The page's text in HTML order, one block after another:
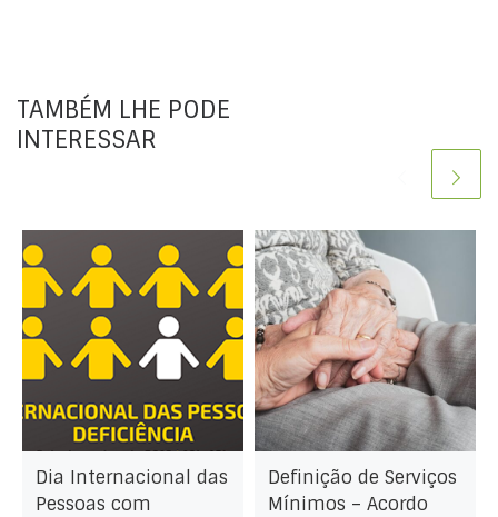
TAMBÉM LHE PODE
INTERESSAR
Dia Internacional das
Pessoas com
Definição de Serviços
Mínimos – Acordo